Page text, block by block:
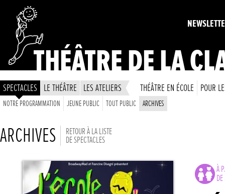
THÉÂTRE DE LA
SPECTACLES
NOTRE PROGRAMMATION JEUNE PUBLIC TOUT PUBLIC ARCHIVES
LE THÉÂTRE LES ATELIERS THÉÂTRE EN ÉCOLE POUR
ARCHIVES RETOUR À LA LISTE
DE SPECTACLES
À